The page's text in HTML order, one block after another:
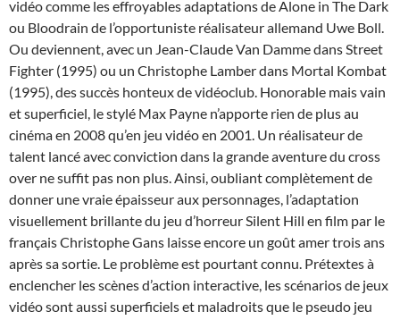
vidéo comme les effroyables adaptations de Alone in The Dark
ou Bloodrain de l’opportuniste réalisateur allemand Uwe Boll.
Ou deviennent, avec un Jean-Claude Van Damme dans Street
Fighter (1995) ou un Christophe Lamber dans Mortal Kombat
(1995), des succès honteux de vidéoclub. Honorable mais vain
et superficiel, le stylé Max Payne n’apporte rien de plus au
cinéma en 2008 qu’en jeu vidéo en 2001. Un réalisateur de
talent lancé avec conviction dans la grande aventure du cross
over ne suffit pas non plus. Ainsi, oubliant complètement de
donner une vraie épaisseur aux personnages, l’adaptation
visuellement brillante du jeu d’horreur Silent Hill en film par le
français Christophe Gans laisse encore un goût amer trois ans
après sa sortie. Le problème est pourtant connu. Prétextes à
enclencher les scènes d’action interactive, les scénarios de jeux
vidéo sont aussi superficiels et maladroits que le pseudo jeu